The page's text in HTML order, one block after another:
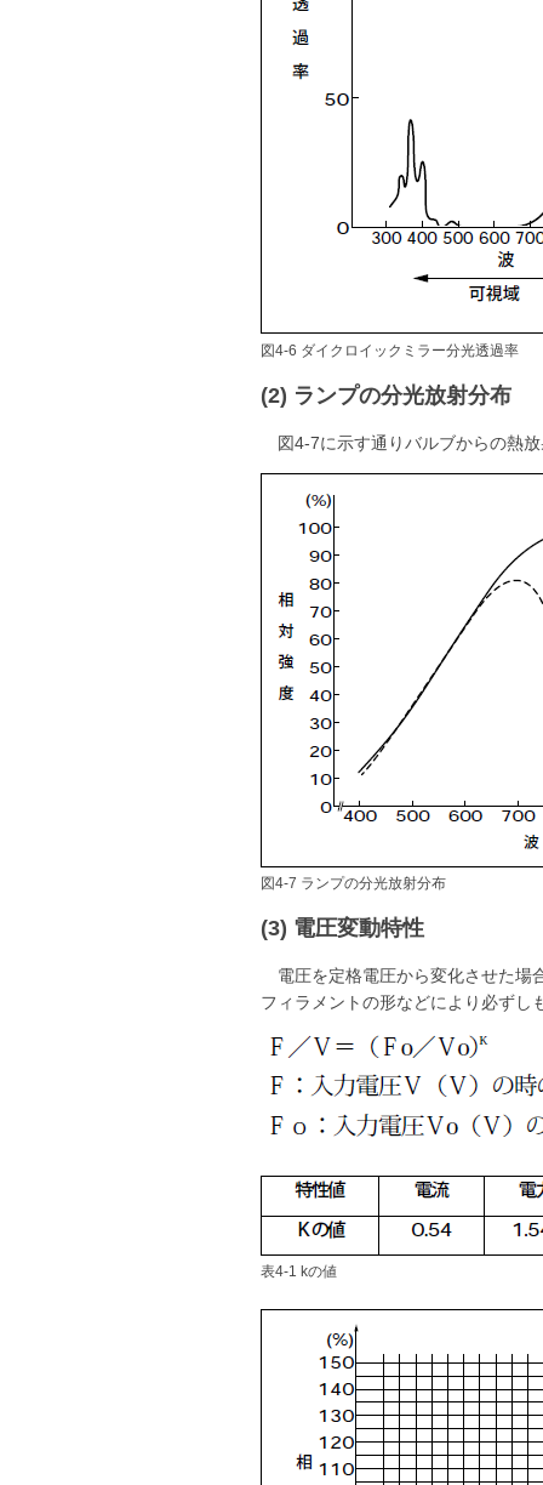
図4-6 ダイクロイックミラー分光透過率
(2) ランプの分光放射分布
図4-7に示す通りバルブからの熱
図4-7 ランプの分光放射分布
(3) 電圧変動特性
電圧を定格電圧から変化させた場
フィラメントの形などにより必ずし
表4-1 kの値